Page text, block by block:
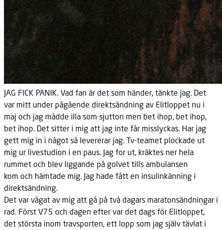
JAG FICK PANIK. Vad fan är det som händer, tänkte jag. Det
var mitt under pågående direktsändning av Elitloppet nu i
maj och jag mådde illa som sjutton men bet ihop, bet ihop,
bet ihop. Det sitter i mig att jag inte får misslyckas. Har jag
gett mig in i något så levererar jag. Tv-teamet plockade ut
mig ur livestudion i en paus. Jag for ut, kräktes ner hela
rummet och blev liggande på golvet tills ambulansen
kom och hämtade mig. Jag hade fått en insulinkänning i
direktsändning.
Det var vågat av mig att gå på två dagars maratonsändningar i
rad. Först V75 och dagen efter var det dags för Elitloppet,
det största inom travsporten, ett lopp som jag själv tävlat i